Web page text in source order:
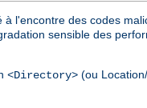
l'encontre des codes
sensible des
<Directory> (ou